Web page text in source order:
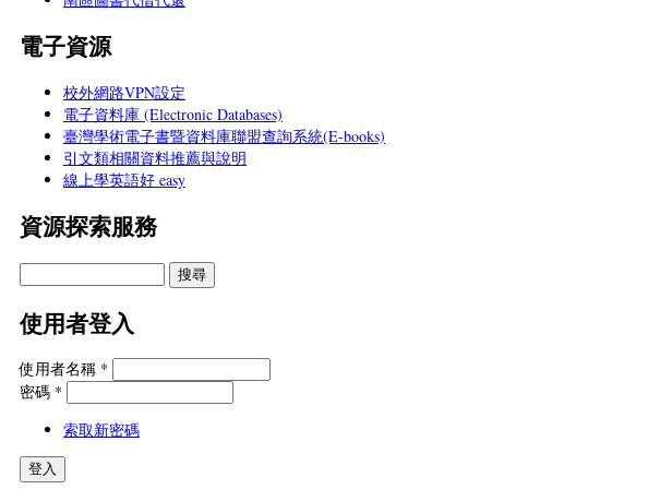
電子資源
校外網路VPN設定
電子資料庫 (Electronic Databases)
臺灣學術電子書暨資料庫聯盟查詢系統(E-books)
引文類相關資料推薦與說明
線上學英語好 easy
資源探索服務
使用者登入
使用者名稱 *
密碼 *
索取新密碼